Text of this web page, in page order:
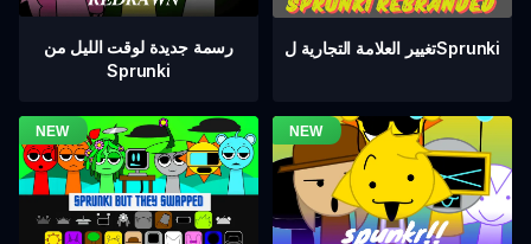
رسمة جديدة لوقت الليل من
Sprunki
تغيير العلامة التجارية لSprunki